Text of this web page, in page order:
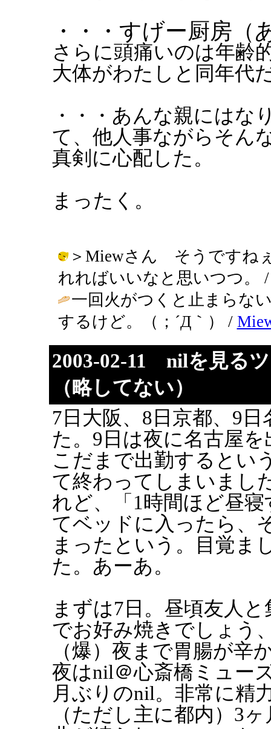
・・・すげー厨房（
さらに頭痛いのは年齢
大体がわたしと同年代
・・・あんな親にはな
て、他人事ながらそん
真剣に心配した。
まったく。
＞Miewさん そうですね
れればいいなと思いつつ。
一回火がつくと止まらな
するけど。（；´Д｀） /
2003-02-11 nilを見る
（略してない）
7日大阪、8日京都、9
た。9日は夜に名古屋
こだまで出勤するとい
て終わってしまいまし
れど、「1時間ほど昼
てベッドに入ったら、
まったという。目覚ま
た。あーあ。
まずは7日。昼頃友人
でお好み焼きでしょう
（爆）夜まで胃腸が辛
夜はnil＠心斎橋ミュー
月ぶりのnil。非常に精
（ただし主に都内）3